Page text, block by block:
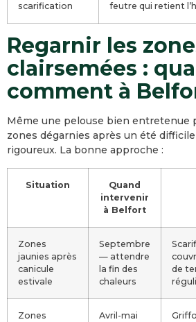
scarification
feutre qui retient
Regarnir les
clairsemées :
comment à
Même une pelouse bien entretenue
zones dégarnies après un été
rigoureux. La bonne approche :
Situation
Quand
intervenir
à Belfort
Zones
jaunies après
canicule
estivale
Septembre
— attendre
la fin des
chaleurs
de
Zones
Avril-mai